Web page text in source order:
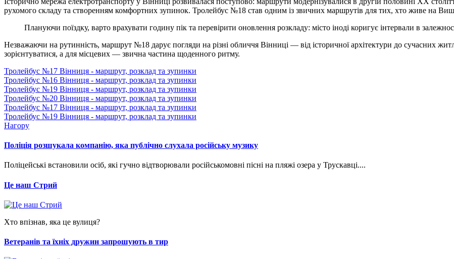
рухомого складу та створенням комфортних зупинок. Тролейбус №18 став одним із звичних маршрутів для тих, хто живе на
Плануючи поїздку, варто врахувати годину пік та перевірити оновлення розкладу: місто іноді коригує інтервали в
Незважаючи на рутинність, маршрут №18 дарує погляди на різні обличчя Вінниці — від історичної архітектури до сучасних
зорієнтуватися, а для місцевих — звична частина щоденного ритму.
Тролейбус №17 Вінниця - маршрут, розклад та зупинки
Тролейбус №16 Вінниця - маршрут, розклад та зупинки
Тролейбус №19 Вінниця - маршрут, розклад та зупинки
Тролейбус №20 Вінниця - маршрут, розклад та зупинки
Тролейбус №17 Вінниця - маршрут, розклад та зупинки
Тролейбус №19 Вінниця - маршрут, розклад та зупинки
Нагору
Поліція розшукала компанію, яка публічно слухала російську музику
Поліцейські встановили осіб, які гучно відтворювали російськомовні пісні на пляжі озера у Трускавці....
Це наш Стрий
Хто впізнав, яка це вулиця?
Ветеранів та їхніх дружин запрошують в тир